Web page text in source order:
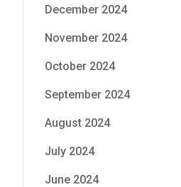
December 2024
November 2024
October 2024
September 2024
August 2024
July 2024
June 2024